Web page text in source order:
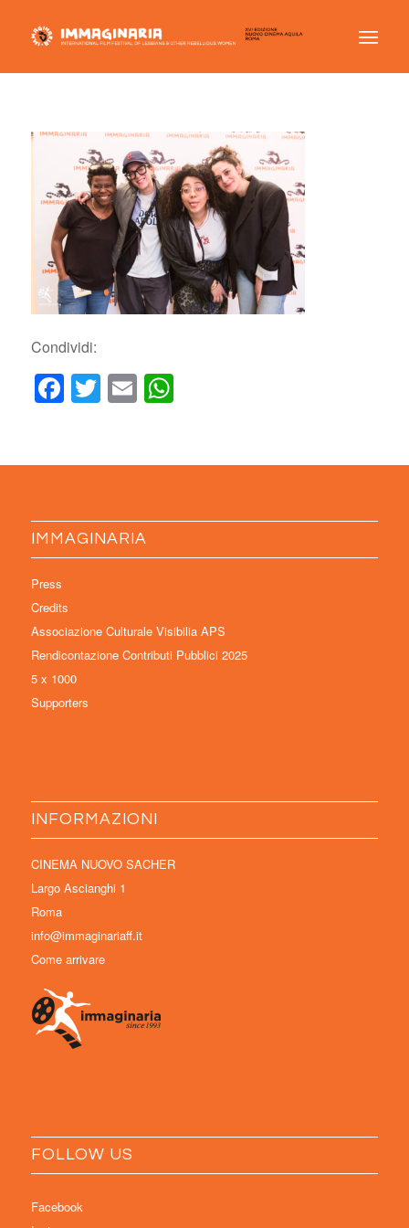
Condividi:
Facebook
Twitter
EmailWhatsApp
IMMAGINARIA
Press
Credits
Associazione Culturale Visibilia APS
Rendicontazione Contributi Pubblici 2025
5 x 1000
Supporters
INFORMAZIONI
CINEMA NUOVO SACHER
Largo Ascianghi 1
Roma
info@immaginariaff.it
Come arrivare
FOLLOW US
Facebook